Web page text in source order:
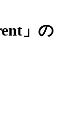
」の